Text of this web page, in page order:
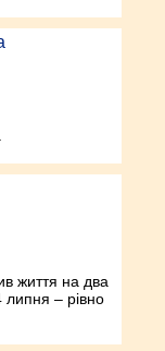
життя на два
липня – рівно